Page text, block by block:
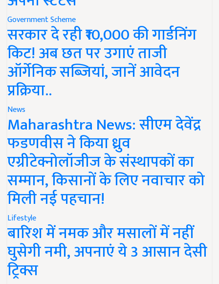
Government Scheme
सरकार दे रही ₹10,000 की गार्डनिंग
किट! अब छत पर उगाएं ताजी
ऑर्गेनिक सब्जियां, जानें आवेदन
प्रक्रिया..
News
Maharashtra News: सीएम देवेंद्र
फडणवीस ने किया ध्रुव
एग्रीटेक्नोलॉजीज के संस्थापकों का
सम्मान, किसानों के लिए नवाचार को
मिली नई पहचान!
Lifestyle
बारिश में नमक और मसालों में नहीं
घुसेगी नमी, अपनाएं ये 3 आसान देसी
ट्रिक्स